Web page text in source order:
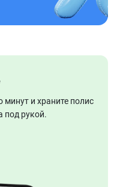
и храните полис
под рукой.